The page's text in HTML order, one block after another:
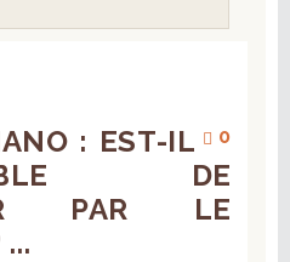
0
: EST-IL
DE
PAR LE